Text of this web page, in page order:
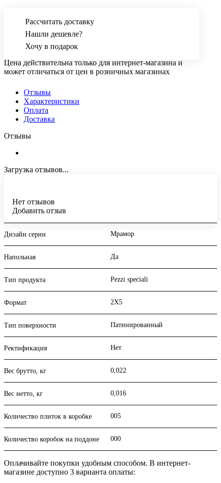
Рассчитать доставку
Нашли дешевле?
Хочу в подарок
Цена действительна только для интернет-магазина и
может отличаться от цен в розничных магазинах
Отзывы
Характеристики
Оплата
Доставка
Отзывы
Загрузка отзывов...
Нет отзывов
Добавить отзыв
Дизайн серии Мрамор
Напольная Да
Тип продукта Pezzi speciali
Формат 2X5
Тип поверхности Патинированный
Ректификация Нет
Вес брутто, кг 0,022
Вес нетто, кг 0,016
Количество плиток в коробке 005
Количество коробок на поддоне 000
Оплачивайте покупки удобным способом. В интернет-
магазине доступно 3 варианта оплаты: